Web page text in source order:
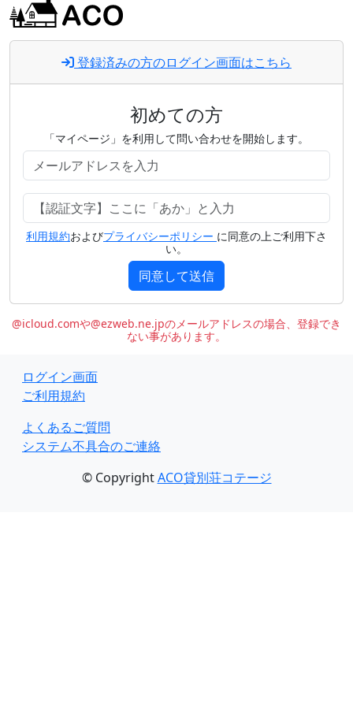
登録済みの方のログイン画面はこちら
初めての方
「マイページ」を利用して問い合わせを開始します。
利用規約およびプライバシーポリシー に同意の上ご利用下さ
い。
同意して送信
@icloud.comや@ezweb.ne.jpのメールアドレスの場合、登録でき
ない事があります。
ログイン画面
ご利用規約
よくあるご質問
システム不具合のご連絡
© CopyrightACO貸別荘コテージ